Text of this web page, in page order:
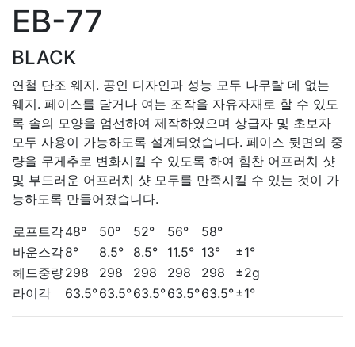
EB-77
BLACK
연철 단조 웨지. 공인 디자인과 성능 모두 나무랄 데 없는
웨지. 페이스를 닫거나 여는 조작을 자유자재로 할 수 있도
록 솔의 모양을 엄선하여 제작하였으며 상급자 및 초보자
모두 사용이 가능하도록 설계되었습니다. 페이스 뒷면의 중
량을 무게추로 변화시킬 수 있도록 하여 힘찬 어프러치 샷
및 부드러운 어프러치 샷 모두를 만족시킬 수 있는 것이 가
능하도록 만들어졌습니다.
로프트각48° 50° 52° 56°
58°
바운스각8° 8.5° 8.5° 11.5° 13°
±1°
헤드중량298 298 298 298 298
±2g
라이각
63.5°63.5°63.5°63.5°63.5°±1°